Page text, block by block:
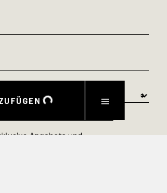
Angebote und